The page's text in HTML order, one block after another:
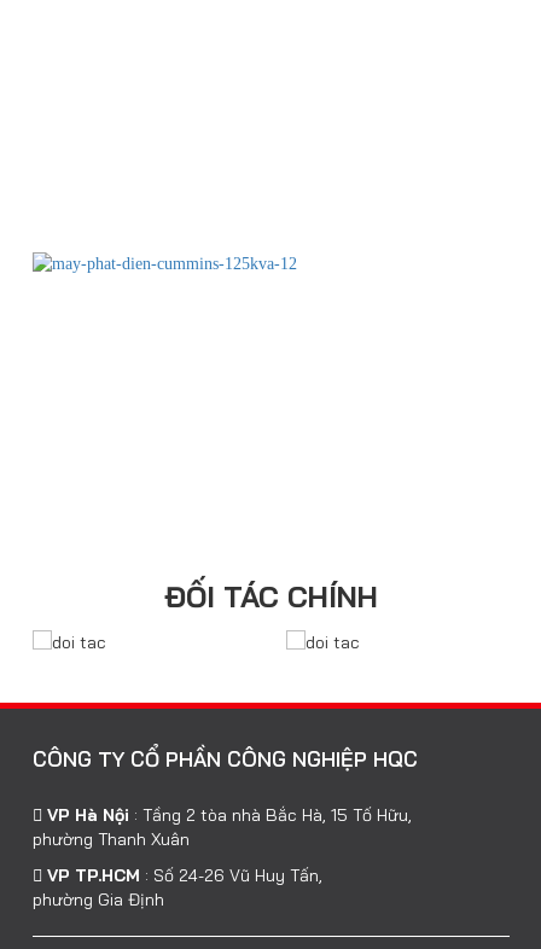
ĐỐI TÁC CHÍNH
CÔNG TY CỔ PHẦN CÔNG NGHIỆP HQC
VP Hà Nội : Tầng 2 tòa nhà Bắc Hà, 15 Tố Hữu,
phường Thanh Xuân
VP TP.HCM : Số 24-26 Vũ Huy Tấn,
phường Gia Định